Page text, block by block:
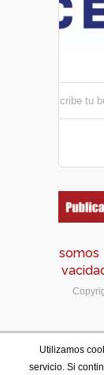
somos
Los
de
Utilizamos
servicio. Si